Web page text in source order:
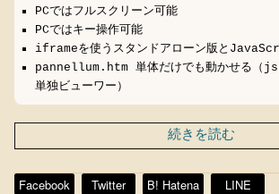
PCではフルスクリーン可能
PCではキー操作可能
iframeを使うスタンドアローン版と
pannellum.htm 単体だけでも動かせる（js
単独ビューワー）
続きを読む
Facebook Twitter B! Hatena LINE